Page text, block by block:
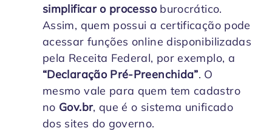
simplificar o processoburocrático.
Assim, quem possui a certificação pode
acessar funções online disponibilizadas
pela Receita Federal, por exemplo, a
“Declaração Pré-Preenchida”. O
mesmo vale para quem tem cadastro
no Gov.br, que é o sistema unificado
dos sites do governo.